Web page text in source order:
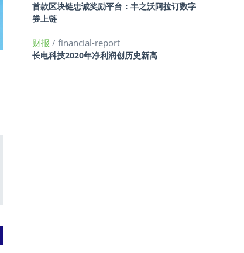
首款区块链忠诚奖励平台：丰之沃阿拉订数字
券上链
财报 / financial-report
长电科技2020年净利润创历史新高